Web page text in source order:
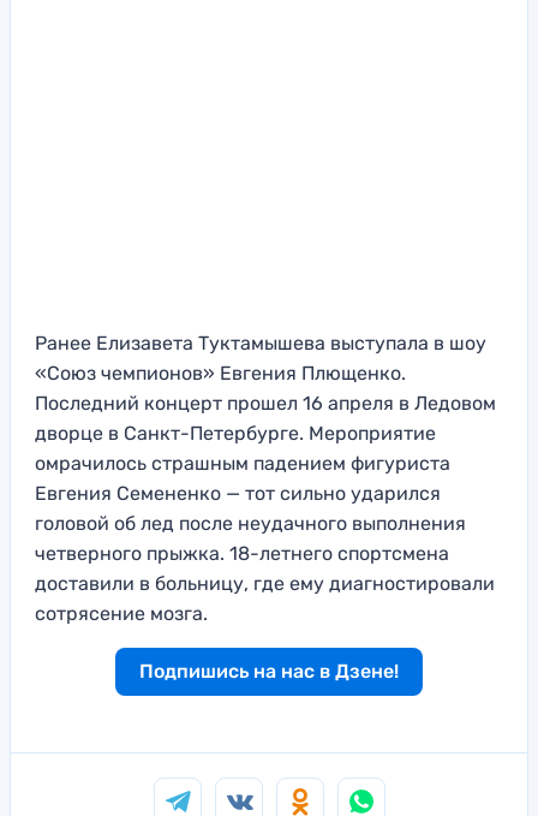
Ранее Елизавета Туктамышева выступала в шоу
«Союз чемпионов» Евгения Плющенко.
Последний концерт прошел 16 апреля в Ледовом
дворце в Санкт-Петербурге. Мероприятие
омрачилось страшным падением фигуриста
Евгения Семененко — тот сильно ударился
головой об лед после неудачного выполнения
четверного прыжка. 18-летнего спортсмена
доставили в больницу, где ему диагностировали
сотрясение мозга.
Подпишись на нас в Дзене!